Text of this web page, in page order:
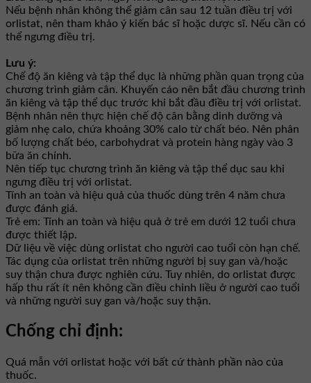
Nếu bệnh nhân không thể giảm cân sau 12 tuần điều trị với
orlistat, nên tham khảo ý kiến bác sĩ hoặc dược sĩ. Nếu cần có
thể ngưng điều trị.
Lưu ý:
Chế độ ăn kiêng và tập thể dục là những phần quan trọng của
chương trình giảm cân. Khuyến cáo nên bắt đầu chương trình
ăn kiêng và tập thể dục trước khi bắt đầu điều trị với orlistat.
Bệnh nhân nên thực hiện chế độ cân bằng dinh dưỡng và
giảm nhẹ calo, chứa khoảng 30% calo từ chất béo. Nên phân
bố lượng chất béo, carbohydrat và protein hàng ngày vào 3
bữa ăn chính.
Nên tiếp tục chương trình ăn kiêng và tập thể dục sau khi
ngưng điều trị với orlistat.
Tính an toàn và hiệu quả của thuốc dùng trên 4 năm chưa
được đánh giá.
Trẻ em: Tính an toàn và hiệu quả ở trẻ em dưới 12 tuổi chưa
được thiết lập.
Dữ liệu về việc dùng orlistat cho người cao tuổi còn hạn chế.
Tác dụng của orlistat trên những người bị suy gan và/hoặc
suy thận chưa được nghiên cứu. Tuy nhiên, do orlistat được
hấp thu rất ít nên không cần điều chỉnh liều ở người cao tuổi
và những người suy gan và/hoặc suy thận.
Chống chỉ định:
Quá mẫn với orlistat hoặc với bất cứ thành phần nào của
thuốc.